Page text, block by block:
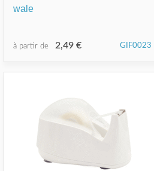
wale
à partir de 2,49 € GIF0023